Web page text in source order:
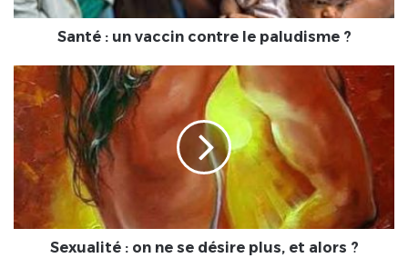
Santé : un vaccin contre le paludisme ?
Sexualité
:
on
ne
désire
alors
Sexualité : on ne se désire plus, et alors ?